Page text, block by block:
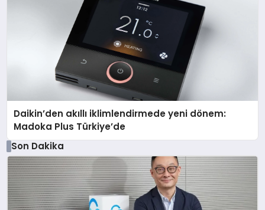
Daikin’den akıllı iklimlendirmede yeni dönem:
Madoka Plus Türkiye’de
Son Dakika